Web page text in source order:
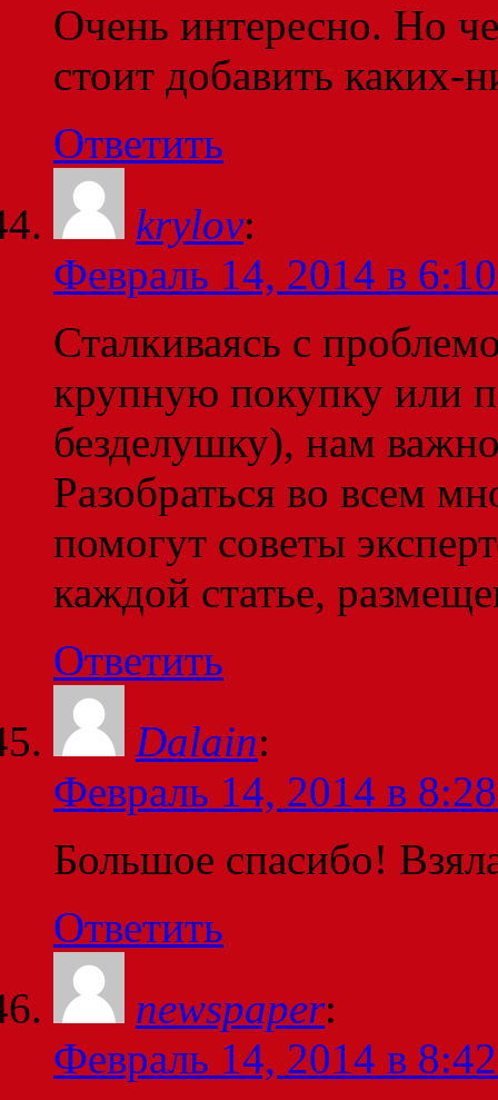
Очень интересно. Но
стоит добавить каких-
Ответить
krylov:
Февраль 14, 2014 в
Сталкиваясь с
крупную покупку или
безделушку), нам важно
Разобраться во всем
помогут советы
каждой статье,
Ответить
Dalain:
Февраль 14, 2014 в
Большое спасибо!
Ответить
newspaper:
Февраль 14, 2014 в